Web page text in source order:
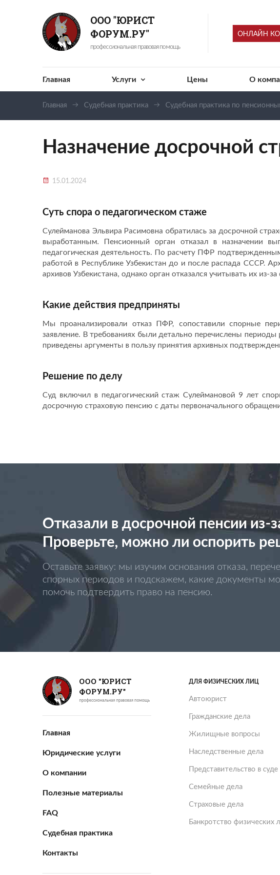
ООО "ЮРИСТ
ФОРУМ.РУ"
профессиональная правовая помощь
ОНЛАЙН
Главная Услуги Цены О
Главная Судебная практика Судебная практика по
Назначение досрочной
15.01.2024
Суть спора о педагогическом стаже
Сулейманова Эльвира Расимовна обратилась за досрочной
выработанным. Пенсионный орган отказал в назначении
педагогическая деятельность. По расчету ПФР
работой в Республике Узбекистан до и после распада СССР.
архивов Узбекистана, однако орган отказался учитывать их
Какие действия предприняты
Мы проанализировали отказ ПФР, сопоставили спорные
заявление. В требованиях были детально перечислены
приведены аргументы в пользу принятия архивных
Решение по делу
Суд включил в педагогический стаж Сулеймановой 9 лет
досрочную страховую пенсию с даты первоначального
Отказали в досрочной пенсии из-
Проверьте, можно ли оспорить
Оставьте заявку: мы изучим основания отказа,
спорных периодов и подскажем, какие документы
помочь подтвердить право на пенсию.
ООО "ЮРИСТ
ФОРУМ.РУ"
Главная
Юридические услуги
О компании
Полезные материалы
FAQ
Судебная практика
Контакты
ДЛЯ ФИЗИЧЕСКИХ ЛИЦ
Автоюрист
Гражданские дела
Жилищные вопросы
Наследственные дела
Представительство в суде
Семейные дела
Страховые дела
Банкротство физических